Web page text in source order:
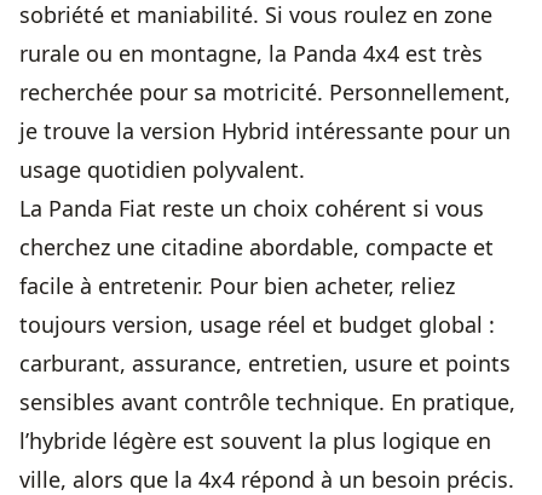
sobriété et maniabilité. Si vous roulez en zone
rurale ou en montagne, la Panda 4x4 est très
recherchée pour sa motricité. Personnellement,
je trouve la version Hybrid intéressante pour un
usage quotidien polyvalent.
La Panda Fiat reste un choix cohérent si vous
cherchez une citadine abordable, compacte et
facile à entretenir. Pour bien acheter, reliez
toujours version, usage réel et budget global :
carburant, assurance, entretien, usure et points
sensibles avant contrôle technique. En pratique,
l’hybride légère est souvent la plus logique en
ville, alors que la 4x4 répond à un besoin précis.